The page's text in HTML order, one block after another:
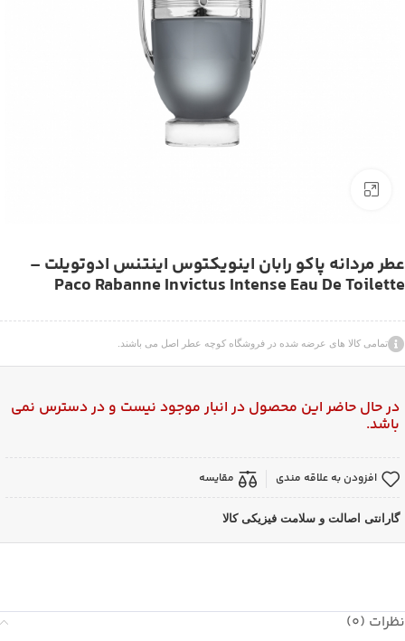
عطر مردانه پاکو رابان اینویکتوس اینتنس ادوتویلت –
Paco Rabanne Invictus Intense Eau De Toilette
تمامی کالا های عرضه شده در فروشگاه کوچه عطر اصل می باشند.
در حال حاضر این محصول در انبار موجود نیست و در دسترس نمی
باشد.
افزودن به علاقه مندی مقایسه
گارانتی اصالت و سلامت فیزیکی کالا
نظرات (0)